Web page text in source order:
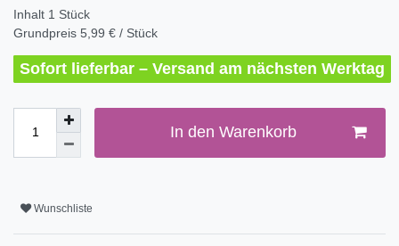
Inhalt 1 Stück
Grundpreis 5,99 € / Stück
Sofort lieferbar – Versand am nächsten Werktag
In den Warenkorb
Wunschliste